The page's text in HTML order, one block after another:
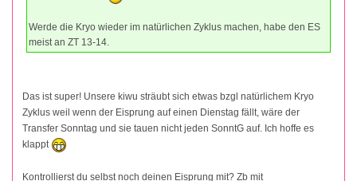
Werde die Kryo wieder im natürlichen Zyklus machen, habe den ES
meist an ZT 13-14.
Das ist super! Unsere kiwu sträubt sich etwas bzgl natürlichem Kryo
Zyklus weil wenn der Eisprung auf einen Dienstag fällt, wäre der
Transfer Sonntag und sie tauen nicht jeden SonntG auf. Ich hoffe es
klappt
Kontrollierst du selbst noch deinen Eisprung mit? Zb mit